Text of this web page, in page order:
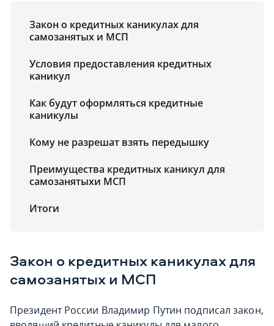
Закон о кредитных каникулах для
самозанятых и МСП
Условия предоставления кредитных
каникул
Как будут оформляться кредитные
каникулы
Кому не разрешат взять передышку
Преимущества кредитных каникул для
самозанятыхи МСП
Итоги
Закон о кредитных каникулах для
самозанятых и МСП
Президент России Владимир Путин подписал закон,